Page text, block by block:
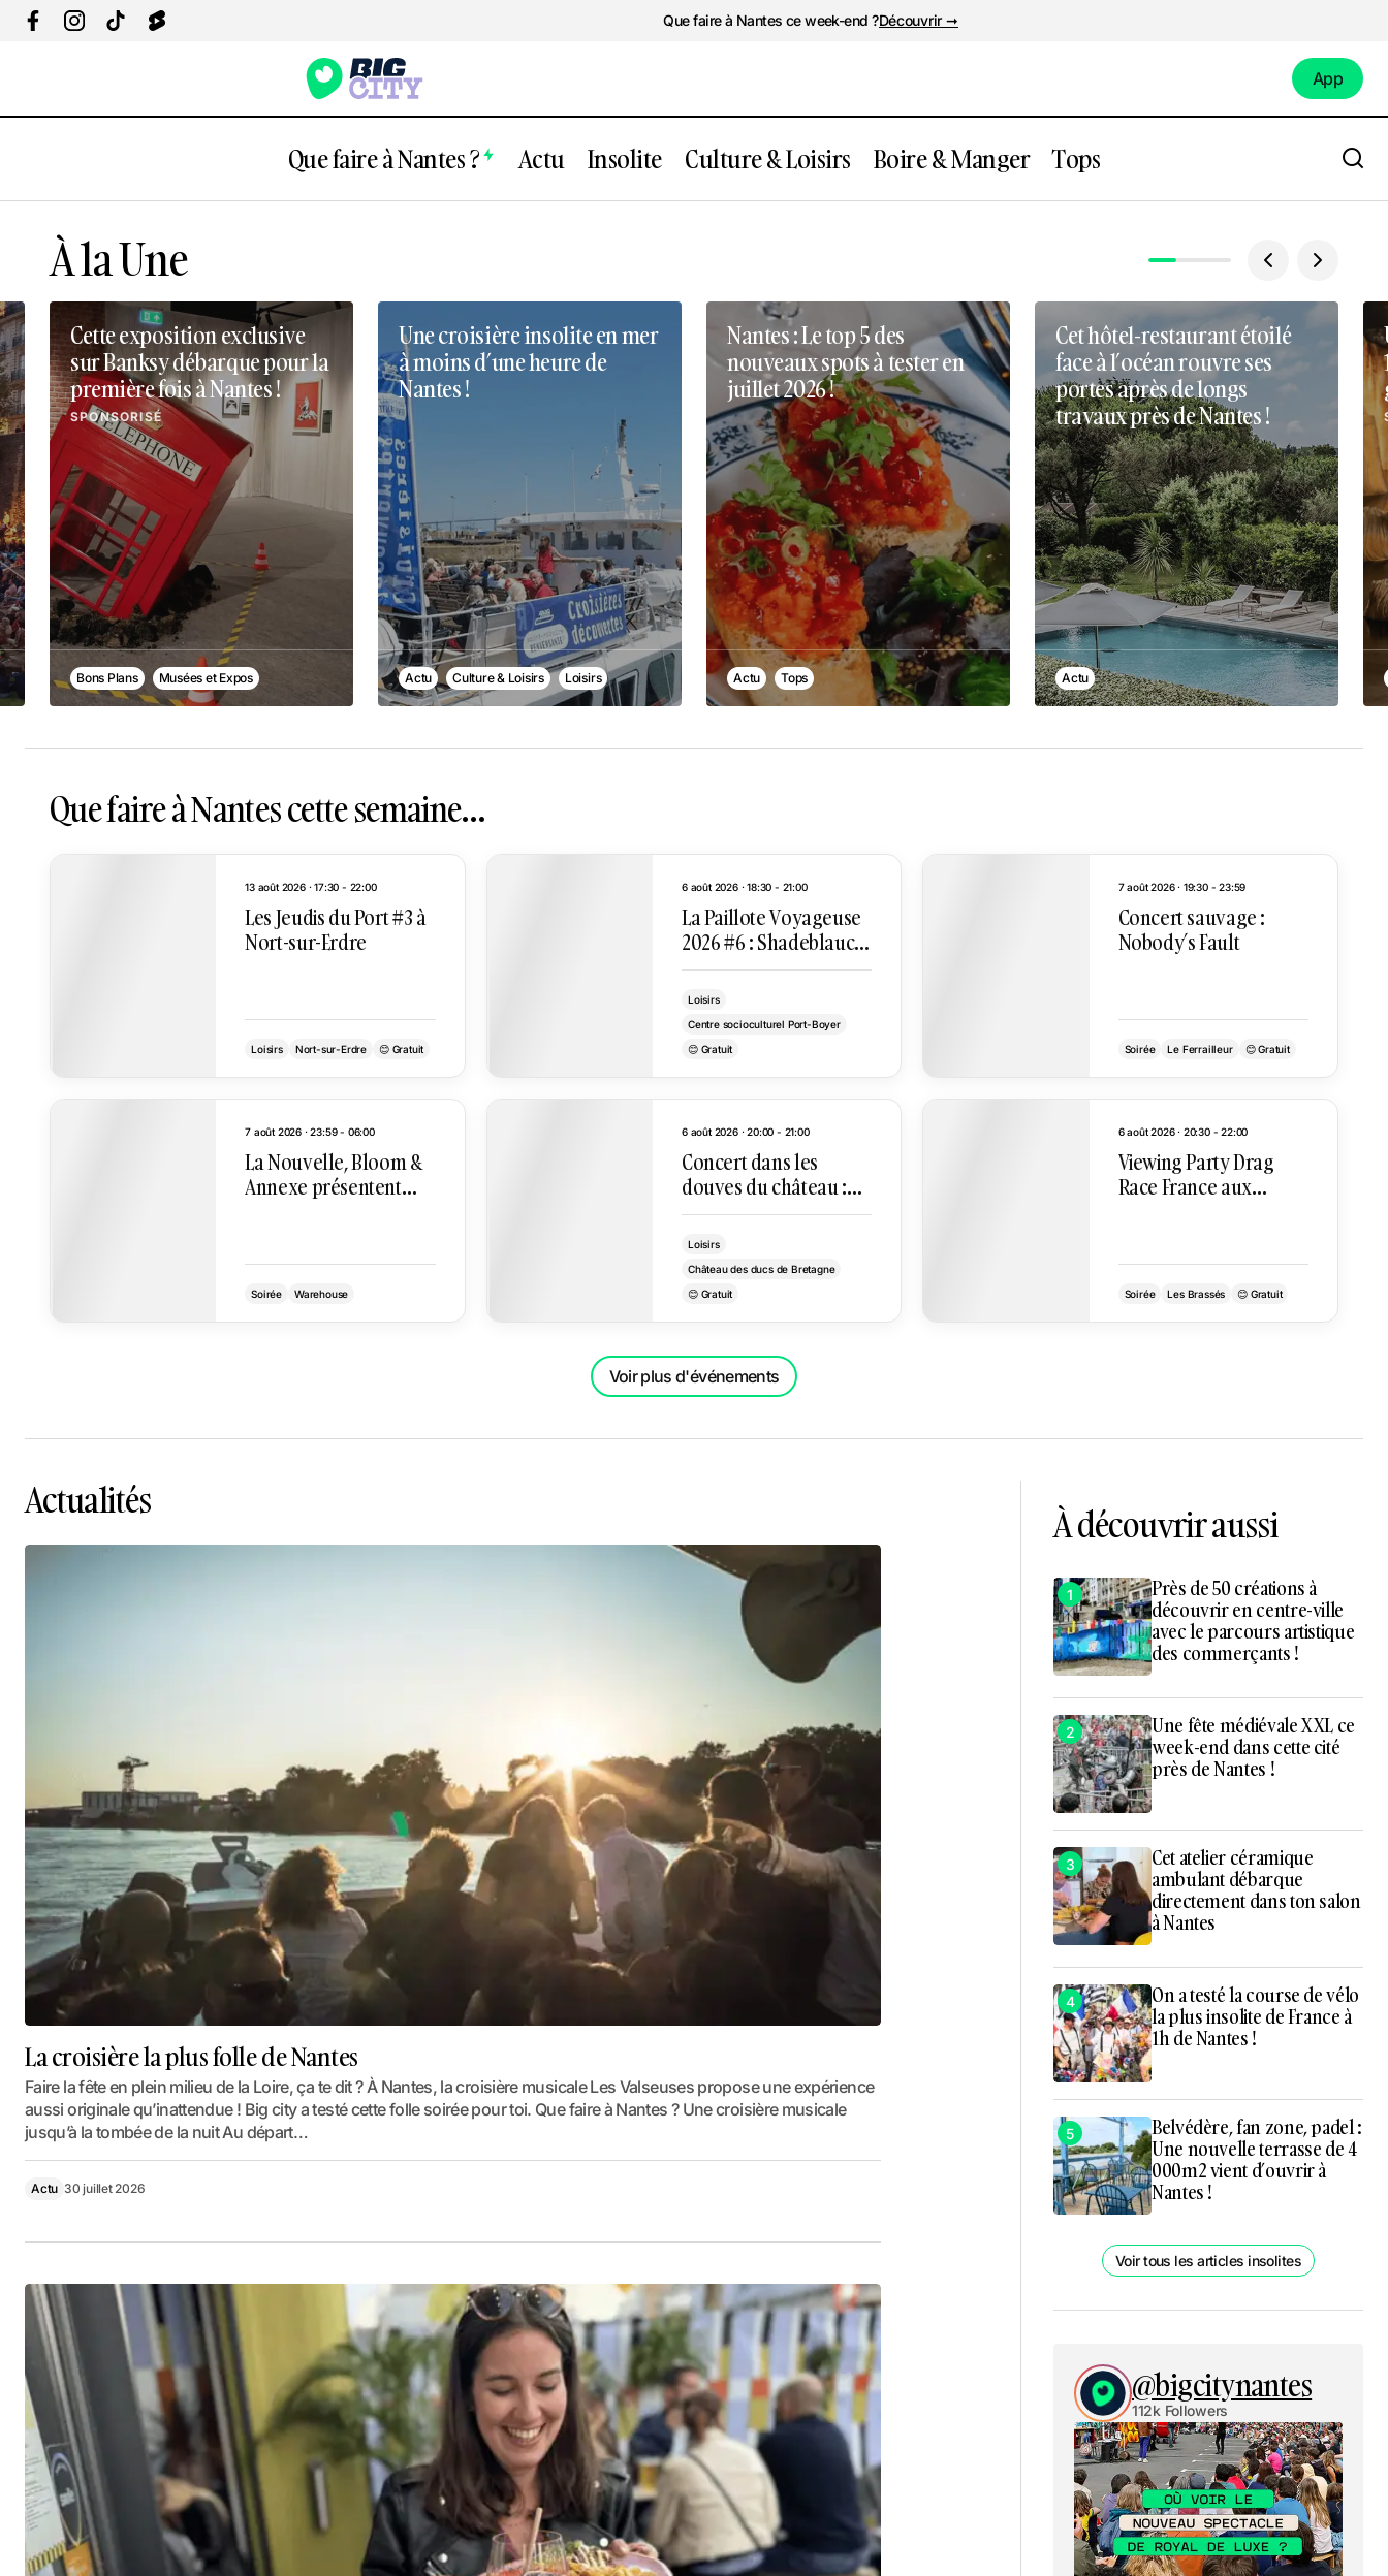
Que faire à Nantes ce week-end ?Découvrir ➞
App
Que faire à Nantes ? Actu Insolite Culture & Loisirs Boire & Manger Tops
À la Une
Cette exposition exclusive
sur Banksy débarque pour la
première fois à Nantes !
SPONSORISÉ
Bons Plans Musées et Expos
Une croisière insolite en mer
à moins d’une heure de
Nantes !
Actu Culture & Loisirs Loisirs
Nantes : Le top 5 des
nouveaux spots à tester en
juillet 2026 !
Actu Tops
Cet hôtel-restaurant étoilé
face à l’océan rouvre ses
portes après de longs
travaux près de Nantes !
Actu
Que faire à Nantes cette semaine…
13 août 2026 · 17:30 - 22:00
Les Jeudis du Port #3 à
Nort-sur-Erdre
Loisirs Nort-sur-Erdre 😊 Gratuit
6 août 2026 · 18:30 - 21:00
La Paillote Voyageuse
2026 #6 : Shadeblauck
+ Miel
Loisirs
Centre socioculturel Port-Boyer
😊 Gratuit
7 août 2026 · 19:30 - 23:59
Concert sauvage :
Nobody’s Fault
Soirée Le Ferrailleur 😊 Gratuit
7 août 2026 · 23:59 - 06:00
La Nouvelle, Bloom &
Annexe présentent
Soirée Warehouse
6 août 2026 · 20:00 - 21:00
Concert dans les
douves du château :
Kin’Gongolo Kiniata
Loisirs
Château des ducs de Bretagne
😊 Gratuit
6 août 2026 · 20:30 - 22:00
Viewing Party Drag
Race France aux
Soirée Les Brassés 😊 Gratuit
Voir plus d'événements
Actualités
La croisière la plus folle de Nantes
Faire la fête en plein milieu de la Loire, ça te dit ? À Nantes, la croisière musicale Les Valseuses propose une expérience
aussi originale qu’inattendue ! Big city a testé cette folle soirée pour toi. Que faire à Nantes ? Une croisière musicale
jusqu’à la tombée de la nuit Au départ…
Actu 30 juillet 2026
À découvrir aussi
1
Près de 50 créations à
découvrir en centre-ville
avec le parcours artistique
des commerçants !
2
Une fête médiévale XXL ce
week-end dans cette cité
près de Nantes !
3
Cet atelier céramique
ambulant débarque
directement dans ton salon
à Nantes
4
On a testé la course de vélo
la plus insolite de France à
1h de Nantes !
5
Belvédère, fan zone, padel :
Une nouvelle terrasse de 4
000m2 vient d’ouvrir à
Nantes !
Voir tous les articles insolites
@bigcitynantes
112k Followers